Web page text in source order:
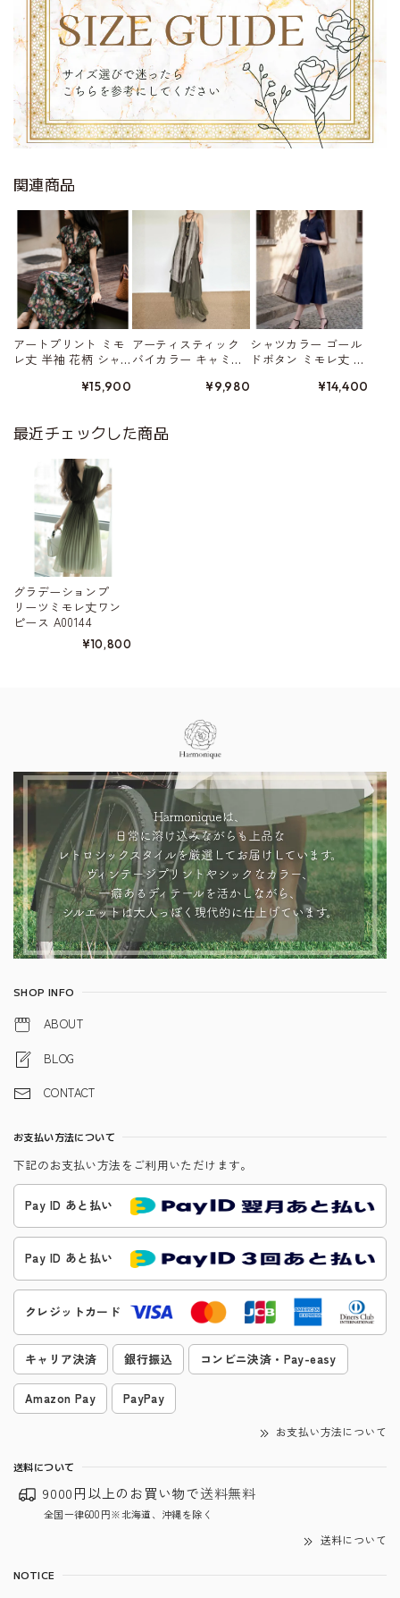
関連商品
アートプリント ミモ
レ丈 半袖 花柄 シャ
¥15,900
アーティスティック
バイカラー キャミ
¥9,980
シャツカラー ゴール
ドボタン ミモレ丈 ワ
¥14,400
最近チェックした商品
グラデーションプ
リーツミモレ丈ワン
ピース A00144
¥10,800
SHOP INFO
ABOUT
BLOG
CONTACT
お支払い方法について
下記のお支払い方法をご利用いただけます。
Pay ID あと払い
Pay ID あと払い
クレジットカード
キャリア決済 銀行振込 コンビニ決済・Pay-easy
Amazon Pay PayPay
お支払い方法について
送料について
9000円以上のお買い物で送料無料
全国一律600円※北海道、沖縄を除く
送料について
NOTICE